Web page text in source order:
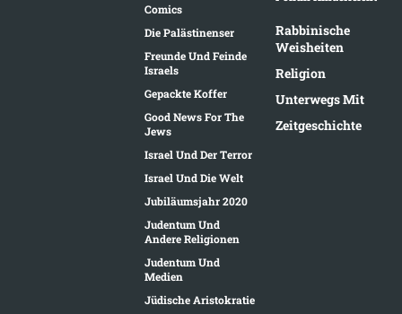
Comics
Die Palästinenser
Freunde Und Feinde
Israels
Gepackte Koffer
Good News For The
Jews
Israel Und Der Terror
Israel Und Die Welt
Jubiläumsjahr 2020
Judentum Und
Andere Religionen
Judentum Und
Medien
Jüdische Aristokratie
Rabbinische
Weisheiten
Religion
Unterwegs Mit
Zeitgeschichte